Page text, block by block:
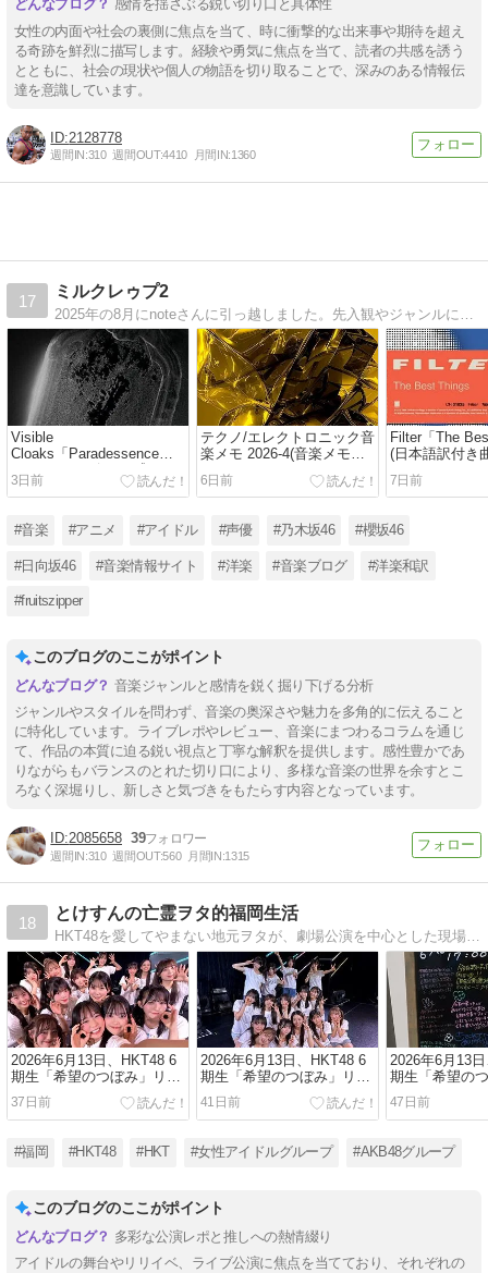
感情を揺さぶる鋭い切り口と具体性
女性の内面や社会の裏側に焦点を当て、時に衝撃的な出来事や期待を超え
る奇跡を鮮烈に描写します。経験や勇気に焦点を当て、読者の共感を誘う
とともに、社会の現状や個人の物語を切り取ることで、深みのある情報伝
達を意識しています。
2128778
週間IN:310 週間OUT:4410 月間IN:1360
17
ミルクレゥプ2
Visible
Cloaks「Paradessence」
(アルバムレビュー/感
想/2026)
3日前
テクノ/エレクトロニック音
楽メモ 2026-4(音楽メモ
2026)
6日前
Filter「The
(日本語訳付き
7日前
#音楽 #アニメ #アイドル #声優 #乃木坂46 #櫻坂46
#日向坂46 #音楽情報サイト #洋楽 #音楽ブログ #洋楽和訳
#fruitszipper
このブログのここがポイント
音楽ジャンルと感情を鋭く掘り下げる分析
ジャンルやスタイルを問わず、音楽の奥深さや魅力を多角的に伝えること
に特化しています。ライブレポやレビュー、音楽にまつわるコラムを通じ
て、作品の本質に迫る鋭い視点と丁寧な解釈を提供します。感性豊かであ
りながらもバランスのとれた切り口により、多様な音楽の世界を余すとこ
ろなく深堀りし、新しさと気づきをもたらす内容となっています。
2085658 39
週間IN:310 週間OUT:560 月間IN:1315
18
とけすんの亡霊ヲタ的福岡生活
2026年6月13日、HKT48 6
期生「希望のつぼみ」リバ
イバル公演(その三)
37日前
2026年6月13日、HKT48 6
期生「希望のつぼみ」リバ
イバル公演(その二)
41日前
2026年6月13
期生「希望の
イバル公演(そ
47日前
#福岡 #HKT48 #HKT #女性アイドルグループ #AKB48グループ
このブログのここがポイント
多彩な公演レポと推しへの熱情綴り
アイドルの舞台やリリイベ、ライブ公演に焦点を当てており、それぞれの